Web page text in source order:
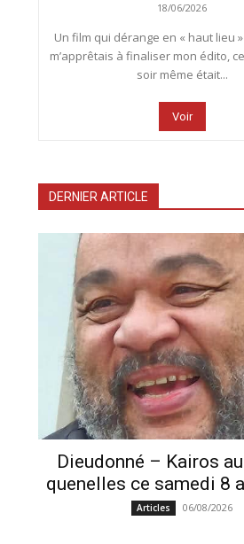
18/06/2026
Un film qui dérange en « haut lieu
m’apprêtais à finaliser mon édito,
soir même était...
Voir
DERNIER ARTICLE
Dieudonné – Kairos
quenelles ce samedi 8
Articles 06/08/2026